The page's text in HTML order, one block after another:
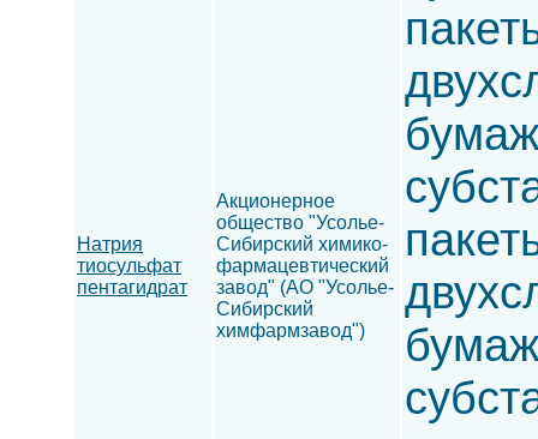
Натрия
тиосульфат
пентагидрат
Акционерное
общество "Усолье-
Сибирский химико-
фармацевтический
завод" (АО "Усолье-
Сибирский
химфармзавод")